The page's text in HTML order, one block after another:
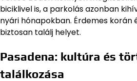
biciklivel is, a parkolás azonban
nyári hónapokban. Érdemes korán
biztosan találj helyet.
Pasadena: kultúra és
találkozása